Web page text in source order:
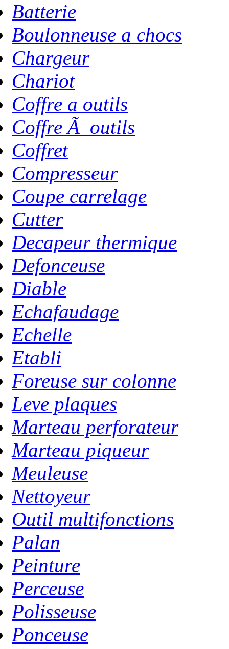
Batterie
Boulonneuse a chocs
Chargeur
Chariot
Coffre a outils
Coffre Ã outils
Coffret
Compresseur
Coupe carrelage
Cutter
Decapeur thermique
Defonceuse
Diable
Echafaudage
Echelle
Etabli
Foreuse sur colonne
Leve plaques
Marteau perforateur
Marteau piqueur
Meuleuse
Nettoyeur
Outil multifonctions
Palan
Peinture
Perceuse
Polisseuse
Ponceuse